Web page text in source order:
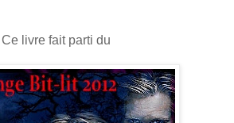
Ce livre fait parti du